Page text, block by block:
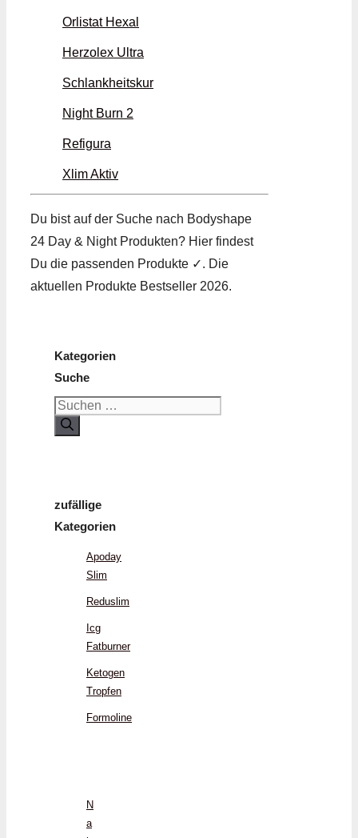
Orlistat Hexal
Herzolex Ultra
Schlankheitskur
Night Burn 2
Refigura
Xlim Aktiv
Du bist auf der Suche nach Bodyshape
24 Day & Night Produkten? Hier findest
Du die passenden Produkte ✓. Die
aktuellen Produkte Bestseller 2026.
Kategorien
Suche
Suchen
nach:
zufällige
Kategorien
Apoday
Slim
Reduslim
Icg
Fatburner
Ketogen
Tropfen
Formoline
N
a